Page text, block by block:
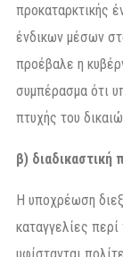
προκαταρκτικής
ένδικων μέσων
προέβαλε η
συμπέρασμα ότι
πτυχής του
β)
Η υποχρέωση
καταγγελίες